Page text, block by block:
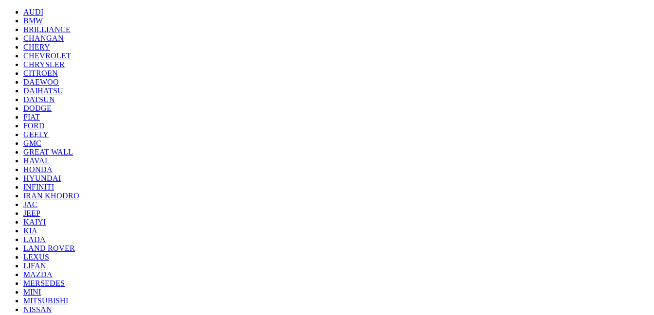
AUDI
BMW
BRILLIANCE
CHANGAN
CHERY
CHEVROLET
CHRYSLER
CITROEN
DAEWOO
DAIHATSU
DATSUN
DODGE
FIAT
FORD
GEELY
GMC
GREAT WALL
HAVAL
HONDA
HYUNDAI
INFINITI
IRAN KHODRO
JAC
JEEP
KAIYI
KIA
LADA
LAND ROVER
LEXUS
LIFAN
MAZDA
MERSEDES
MINI
MITSUBISHI
NISSAN